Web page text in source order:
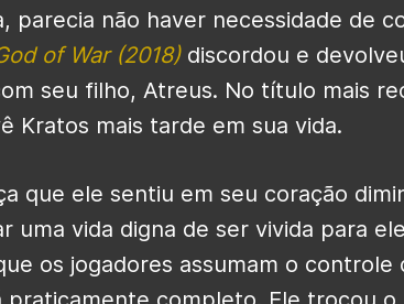
parecia não haver necessidade de
of War (2018)discordou e
seu filho, Atreus. No título mais
Kratos mais tarde em sua vida.
que ele sentiu em seu coração
uma vida digna de ser vivida para
os jogadores assumam o controle